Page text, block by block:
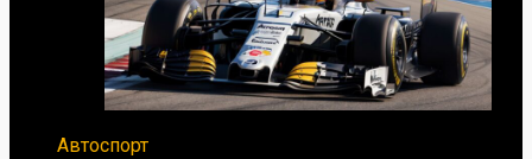
Автоспорт